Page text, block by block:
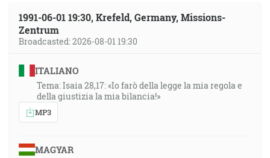
1991-06-01 19:30, Krefeld, Germany, Missions-
Zentrum
Broadcasted: 2026-08-01 19:30
ITALIANO
Tema: Isaia 28,17: «Io farò della legge la mia regola e
della giustizia la mia bilancia!»
MP3
MAGYAR